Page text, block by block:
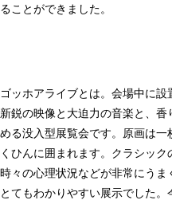
ることができました。
ゴッホアライブとは。会場中に
新鋭の映像と大迫力の音楽と、
める没入型展覧会です。原画は
くひんに囲まれます。クラシッ
時々の心理状況などが非常にう
とてもわかりやすい展示でした